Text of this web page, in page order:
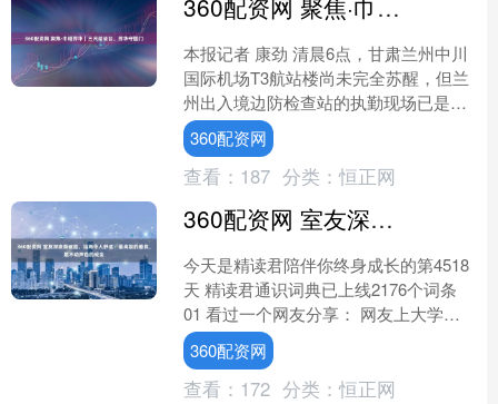
本报记者 康劲 清晨6点，甘肃兰州中川
国际机场T3航站楼尚未完全苏醒，但兰
州出入境边防检查站的执勤现场已是一
派忙碌。移民管理女警王雅洁端坐验证
台前，手指翻动护照....
360配资网
查看： 187 分类： 恒正网
360配资网 室友深夜撕破脸，结局令人舒适：最高级的善良，是不动声色的成全
今天是精读君陪伴你终身成长的第4518
天 精读君通识词典已上线2176个词条
01 看过一个网友分享： 网友上大学
时，学校里有个女生，家里不支持她读
书，断了她的....
360配资网
查看： 172 分类： 恒正网